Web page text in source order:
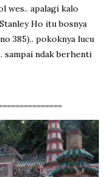
wes.. apalagi kalo
Ho itu bosnya
385).. pokoknya lucu
sampai ndak berhenti